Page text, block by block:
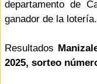
departamento de
ganador de la lotería.
Resultados
2025, sorteo